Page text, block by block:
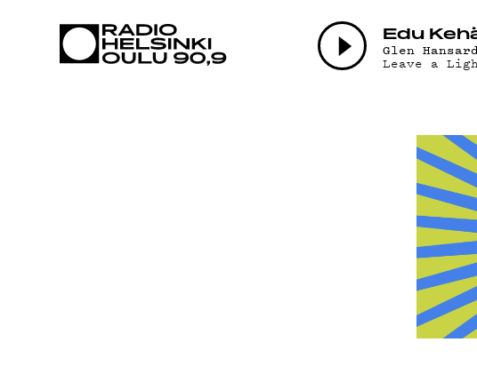
Edu
Glen Hansard
Leave a
AJANKOHTAISTA